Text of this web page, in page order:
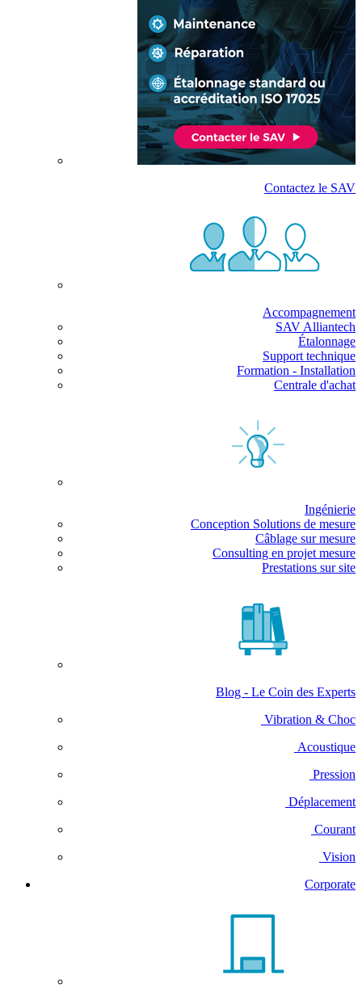
Contactez le SAV
Accompagnement
SAV Alliantech
Étalonnage
Support technique
Formation - Installation
Centrale d'achat
Ingénierie
Conception Solutions de mesure
Câblage sur mesure
Consulting en projet mesure
Prestations sur site
Blog - Le Coin des Experts
Vibration & Choc
Acoustique
Pression
Déplacement
Courant
Vision
Corporate